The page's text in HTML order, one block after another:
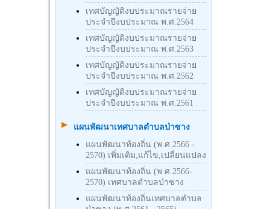
เทศบัญญัติงบประมาณรายจ่าย
ประจำปีงบประมาณ พ.ศ.2564
เทศบัญญัติงบประมาณรายจ่าย
ประจำปีงบประมาณ พ.ศ.2563
เทศบัญญัติงบประมาณรายจ่าย
ประจำปีงบประมาณ พ.ศ.2562
เทศบัญญัติงบประมาณรายจ่าย
ประจำปีงบประมาณ พ.ศ.2561
แผนพัฒนาเทศบาลตำบลป่าซาง
แผนพัฒนาท้องถิ่น (พ.ศ.2566 -
2570) เพิ่มเติม,แก้ไข,เปลี่ยนแปลง
แผนพัฒนาท้องถิ่น (พ.ศ.2566-
2570) เทศบาลตำบลป่าซาง
แผนพัฒนาท้องถิ่นเทศบาลตำบล